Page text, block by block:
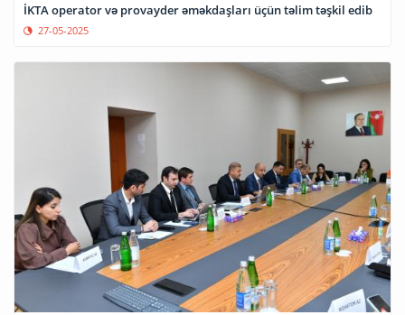
İKTA operator və provayder əməkdaşları üçün təlim təşkil edib
27-05-2025